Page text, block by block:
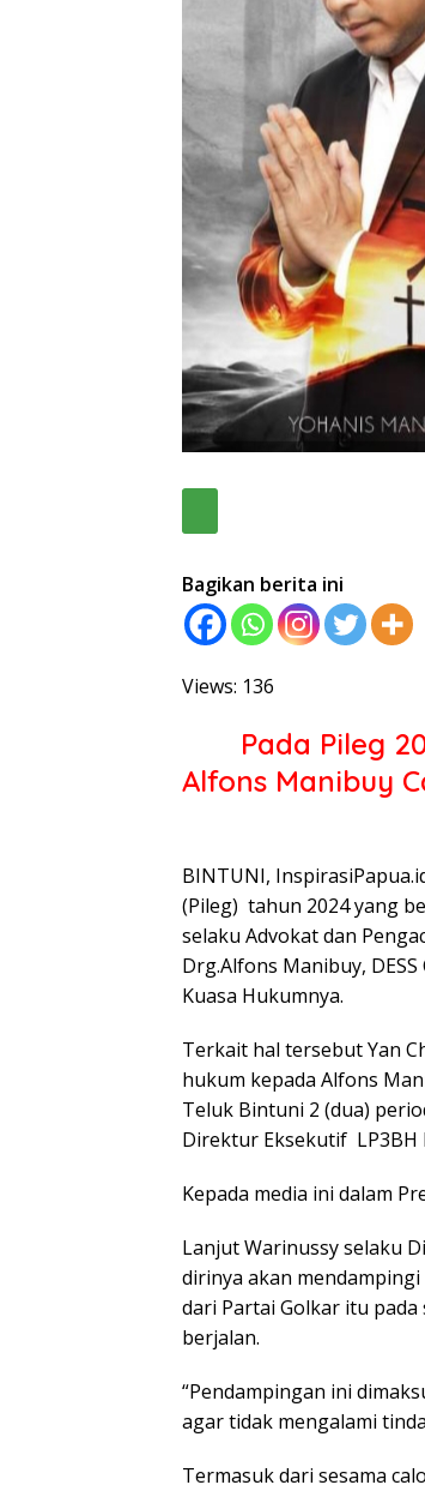
Bagikan berita ini
Views: 136
Pada Pileg
Alfons Manibuy
BINTUNI,
(Pileg) tahun 2024 yang
selaku Advokat dan
Drg.Alfons Manibuy,
Kuasa Hukumnya.
Terkait hal tersebut Yan
hukum kepada Alfons
Teluk Bintuni 2 (dua)
Direktur Eksekutif LP3BH
Kepada media ini dalam
Lanjut Warinussy selaku
dirinya akan
dari Partai Golkar itu
berjalan.
“Pendampingan ini
agar tidak mengalami
Termasuk dari sesama